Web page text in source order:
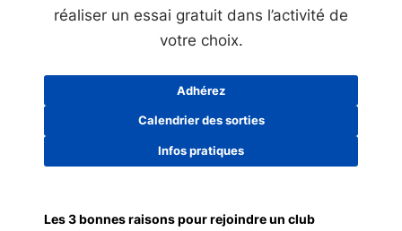
réaliser un essai gratuit dans l’activité de
votre choix.
Adhérez
Calendrier des sorties
Infos pratiques
Les 3 bonnes raisons pour rejoindre un club